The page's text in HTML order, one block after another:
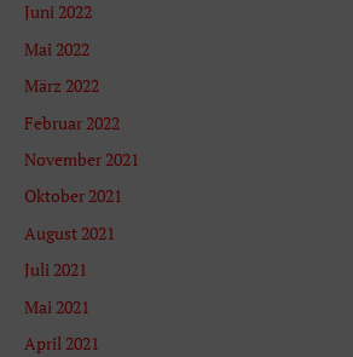
Juni 2022
Mai 2022
März 2022
Februar 2022
November 2021
Oktober 2021
August 2021
Juli 2021
Mai 2021
April 2021